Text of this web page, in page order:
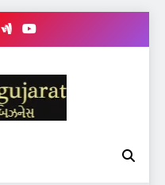
GUJARAT